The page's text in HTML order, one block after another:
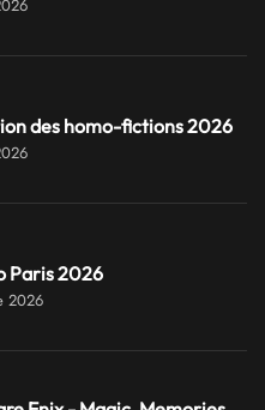
des homo-fictions 2026
Paris 2026
2026